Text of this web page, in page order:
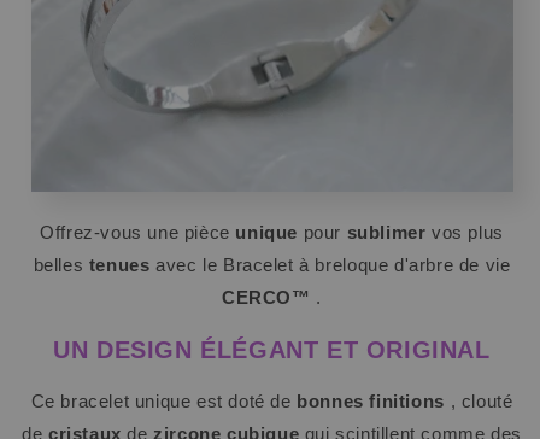
Offrez-vous une pièce unique pour sublimer vos plus
belles tenues avec le Bracelet à breloque d'arbre de vie
CERCO™ .
UN DESIGN ÉLÉGANT ET ORIGINAL
Ce bracelet unique est doté de bonnes finitions , clouté
de cristaux dezirconecubique qui scintillent comme des